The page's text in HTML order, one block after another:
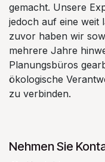
gemacht. Unsere
jedoch auf eine weit
zuvor haben wir
mehrere Jahre
Planungsbüros
ökologische
zu verbinden.
Nehmen Sie